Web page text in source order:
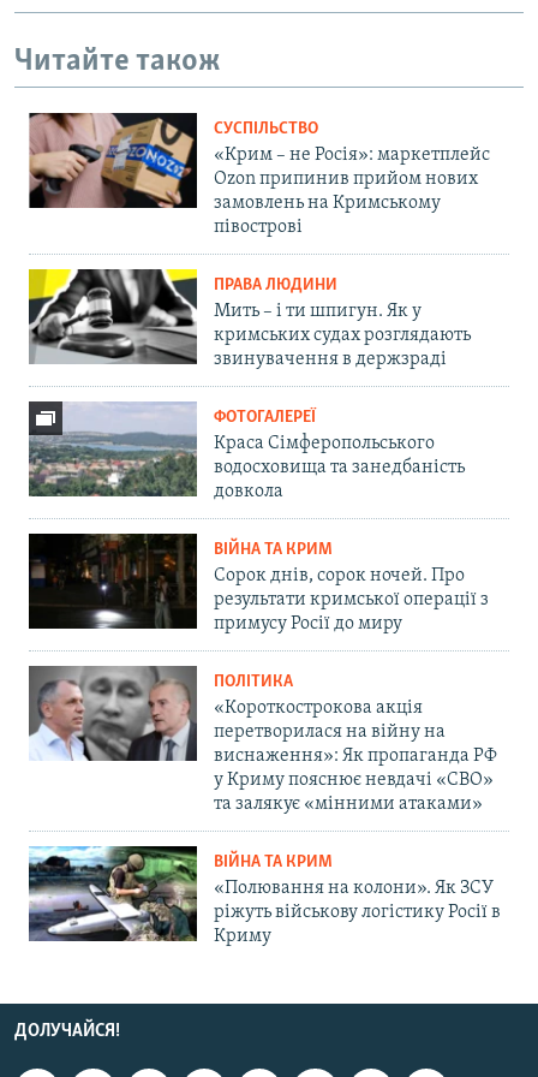
s
s
d
e
Читайте також
СУСПІЛЬСТВО
«Крим – не Росія»: маркетплейс
Ozon припинив прийом нових
замовлень на Кримському
півострові
ПРАВА ЛЮДИНИ
Мить – і ти шпигун. Як у
кримських судах розглядають
звинувачення в держзраді
ФОТОГАЛЕРЕЇ
Краса Сімферопольського
водосховища та занедбаність
довкола
ВІЙНА ТА КРИМ
Сорок днів, сорок ночей. Про
результати кримської операції з
примусу Росії до миру
ПОЛІТИКА
«Короткострокова акція
перетворилася на війну на
виснаження»: Як пропаганда РФ
у Криму пояснює невдачі «СВО»
та залякує «мінними атаками»
ВІЙНА ТА КРИМ
«Полювання на колони». Як ЗСУ
ріжуть військову логістику Росії в
Криму
ДОЛУЧАЙСЯ!